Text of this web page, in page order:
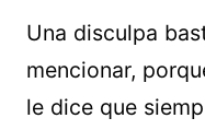
Una disculpa
mencionar,
le dice que